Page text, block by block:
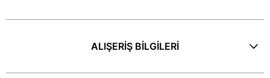
ALIŞERİŞ BİLGİLERİ